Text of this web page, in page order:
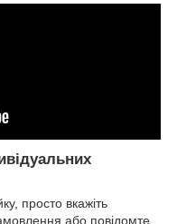
просто вкажіть
або повідомте